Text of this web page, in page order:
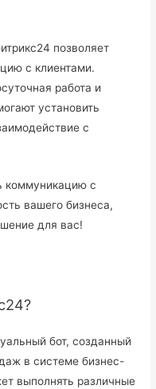
позволяет
с клиентами.
работа и
установить
с
коммуникацию с
вашего бизнеса,
для вас!
бот, созданный
в системе бизнес-
выполнять различные